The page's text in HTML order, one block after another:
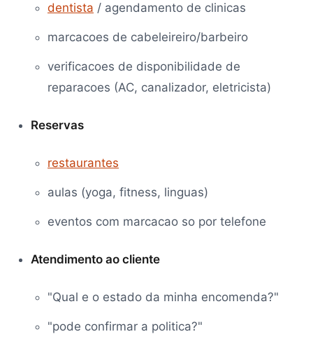
dentista / agendamento de clinicas
marcacoes de cabeleireiro/barbeiro
verificacoes de disponibilidade de
reparacoes (AC, canalizador, eletricista)
Reservas
restaurantes
aulas (yoga, fitness, linguas)
eventos com marcacao so por telefone
Atendimento ao cliente
"Qual e o estado da minha encomenda?"
"pode confirmar a politica?"